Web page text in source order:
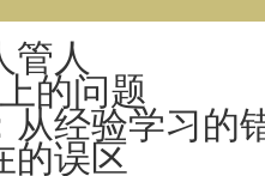
管人
的问题
从经验学习的
的误区